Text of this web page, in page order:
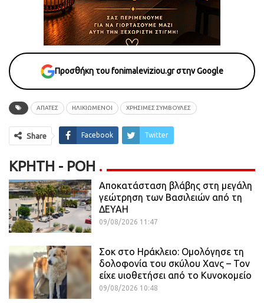
Προσθήκη του fonimaleviziou.gr στην Google
ΑΠΑΤΕΣ ΗΛΙΚΙΩΜΕΝΟΙ ΧΡΗΣΙΜΕΣ ΣΥΜΒΟΥΛΕΣ
Share Facebook Twitter
ΚΡΉΤΗ - ΡΟΗ
Αποκατάσταση βλάβης στη μεγάλη
γεώτρηση των Βασιλειών από τη
ΔΕΥΑΗ
09/08/2026 11:47
Σοκ στο Ηράκλειο: Ομολόγησε τη
δολοφονία του σκύλου Χανς – Τον
είχε υιοθετήσει από το Κυνοκομείο
09/08/2026 10:48